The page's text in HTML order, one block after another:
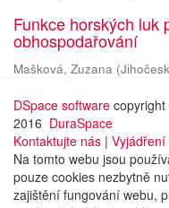
Funkce horských luk
obhospodařování
Mašková, Zuzana (
DSpace software
2016 DuraSpace
Kontaktujte nás | Vyjádření
Na tomto webu jsou
pouze cookies nezbytně
zajištění fungování webu,